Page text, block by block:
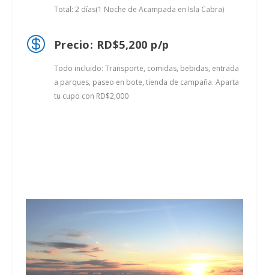
Total: 2 días(1 Noche de Acampada en Isla Cabra)
 Precio: RD$5,200 p/p
Todo incluido: Transporte, comidas, bebidas, entrada
a parques, paseo en bote, tienda de campaña. Aparta
tu cupo con RD$2,000